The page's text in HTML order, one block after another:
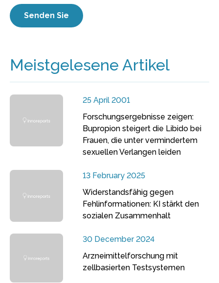
Meistgelesene Artikel
25 April 2001
Forschungsergebnisse zeigen:
Bupropion steigert die Libido bei
Frauen, die unter vermindertem
sexuellen Verlangen leiden
13 February 2025
Widerstandsfähig gegen
Fehlinformationen: KI stärkt den
sozialen Zusammenhalt
30 December 2024
Arzneimittelforschung mit
zellbasierten Testsystemen